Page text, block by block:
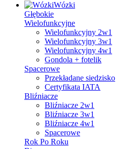
Wózki
Głębokie
Wielofunkcyjne
Wielofunkcyjny 2w1
Wielofunkcyjny 3w1
Wielofunkcyjny 4w1
Gondola + fotelik
Spacerowe
Przekładane siedzisko
Certyfikata IATA
Bliźniacze
Bliźniacze 2w1
Bliźniacze 3w1
Bliźniacze 4w1
Spacerowe
Rok Po Roku